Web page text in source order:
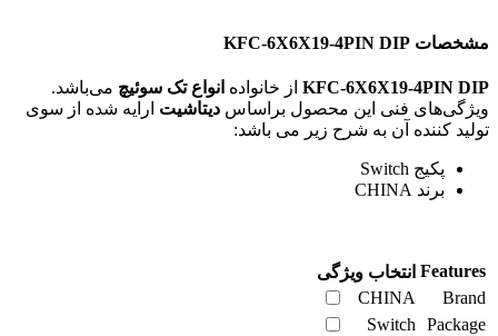
مشخصات KFC-6X6X19-4PIN DIP
KFC-6X6X19-4PIN DIP از خانواده انواع تک سوئيچ می‌باشد.
ویژگی‌های فنی این محصول براساس دیتاشیت ارایه شده از سوی
تولید کننده آن به شرح زیر می باشد:
پکیج Switch
برند CHINA
Features انتخاب ویژگی
Brand
CHINA
Package
Switch